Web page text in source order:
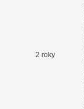
2 roky